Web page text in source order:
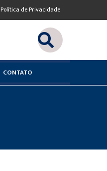
Política de Privacidade
CONTATO